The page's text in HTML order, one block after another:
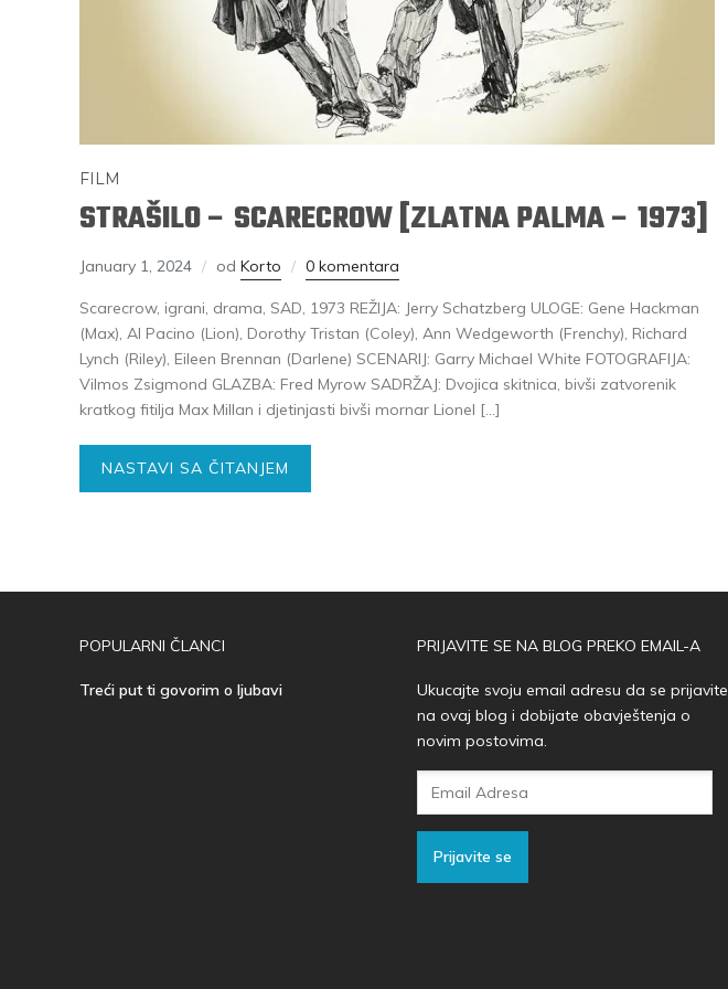
FILM
STRAŠILO – SCARECROW [ZLATNA PALMA – 1973]
January 1, 2024 od Korto 0 komentara
Scarecrow, igrani, drama, SAD, 1973 REŽIJA: Jerry Schatzberg ULOGE: Gene Hackman
(Max), Al Pacino (Lion), Dorothy Tristan (Coley), Ann Wedgeworth (Frenchy), Richard
Lynch (Riley), Eileen Brennan (Darlene) SCENARIJ: Garry Michael White FOTOGRAFIJA:
Vilmos Zsigmond GLAZBA: Fred Myrow SADRŽAJ: Dvojica skitnica, bivši zatvorenik
kratkog fitilja Max Millan i djetinjasti bivši mornar Lionel […]
NASTAVI SA ČITANJEM
POPULARNI ČLANCI
Treći put ti govorim o ljubavi
PRIJAVITE SE NA BLOG PREKO EMAIL-A
Ukucajte svoju email adresu da se prijavite
na ovaj blog i dobijate obavještenja o
novim postovima.
Prijavite se